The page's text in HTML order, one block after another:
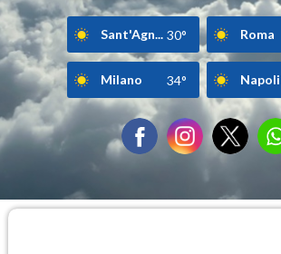
Sant'Agn... 30° Roma
Milano 34° Napoli